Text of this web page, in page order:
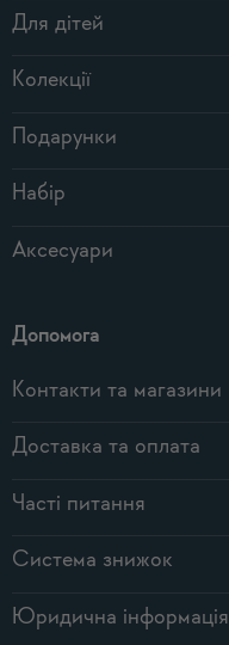
Для дітей
Колекції
Подарунки
Набір
Аксесуари
Допомога
Контакти та магазини
Доставка та оплата
Часті питання
Система знижок
Юридична інформація